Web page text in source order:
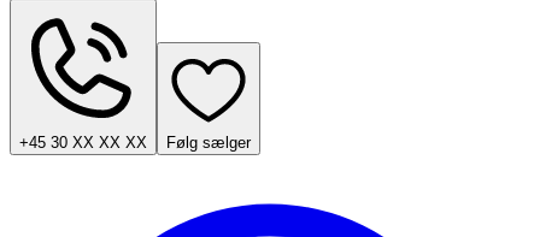
+45 30 XX XX XX Følg sælger